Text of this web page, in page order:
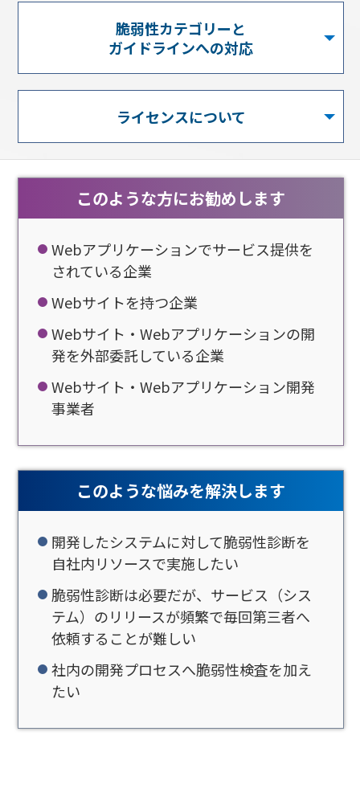
脆弱性カテゴリーと
ガイドラインへの対応
ライセンスについて
このような方にお勧めします
Webアプリケーションでサービス提供を
されている企業
Webサイトを持つ企業
Webサイト・Webアプリケーションの開
発を外部委託している企業
Webサイト・Webアプリケーション開発
事業者
このような悩みを解決します
開発したシステムに対して脆弱性診断を
自社内リソースで実施したい
脆弱性診断は必要だが、サービス（シス
テム）のリリースが頻繁で毎回第三者へ
依頼することが難しい
社内の開発プロセスへ脆弱性検査を加え
たい